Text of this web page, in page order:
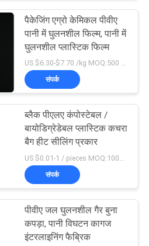
घुलनशील थैला
34
कपड़े धोने
72
पैकेजिंग एग्रो केमिकल पीवीए
पानी में घुलनशील फिल्म, पानी में
घुलनशील प्लास्टिक फिल्म
US $6.30-$7.70 /kg MOQ:500 किलो
संपर्क
ब्लैक पीएलए कंपोस्टेबल /
बायोडिग्रेडेबल प्लास्टिक कचरा
बैग हीट सीलिंग प्रकार
US $0.01-1 / pieces MOQ:10000pcs
संपर्क
पीवीए जल घुलनशील गैर बुना
कपड़ा, पानी विघटन कागज
इंटरलाइनिंग फैब्रिक